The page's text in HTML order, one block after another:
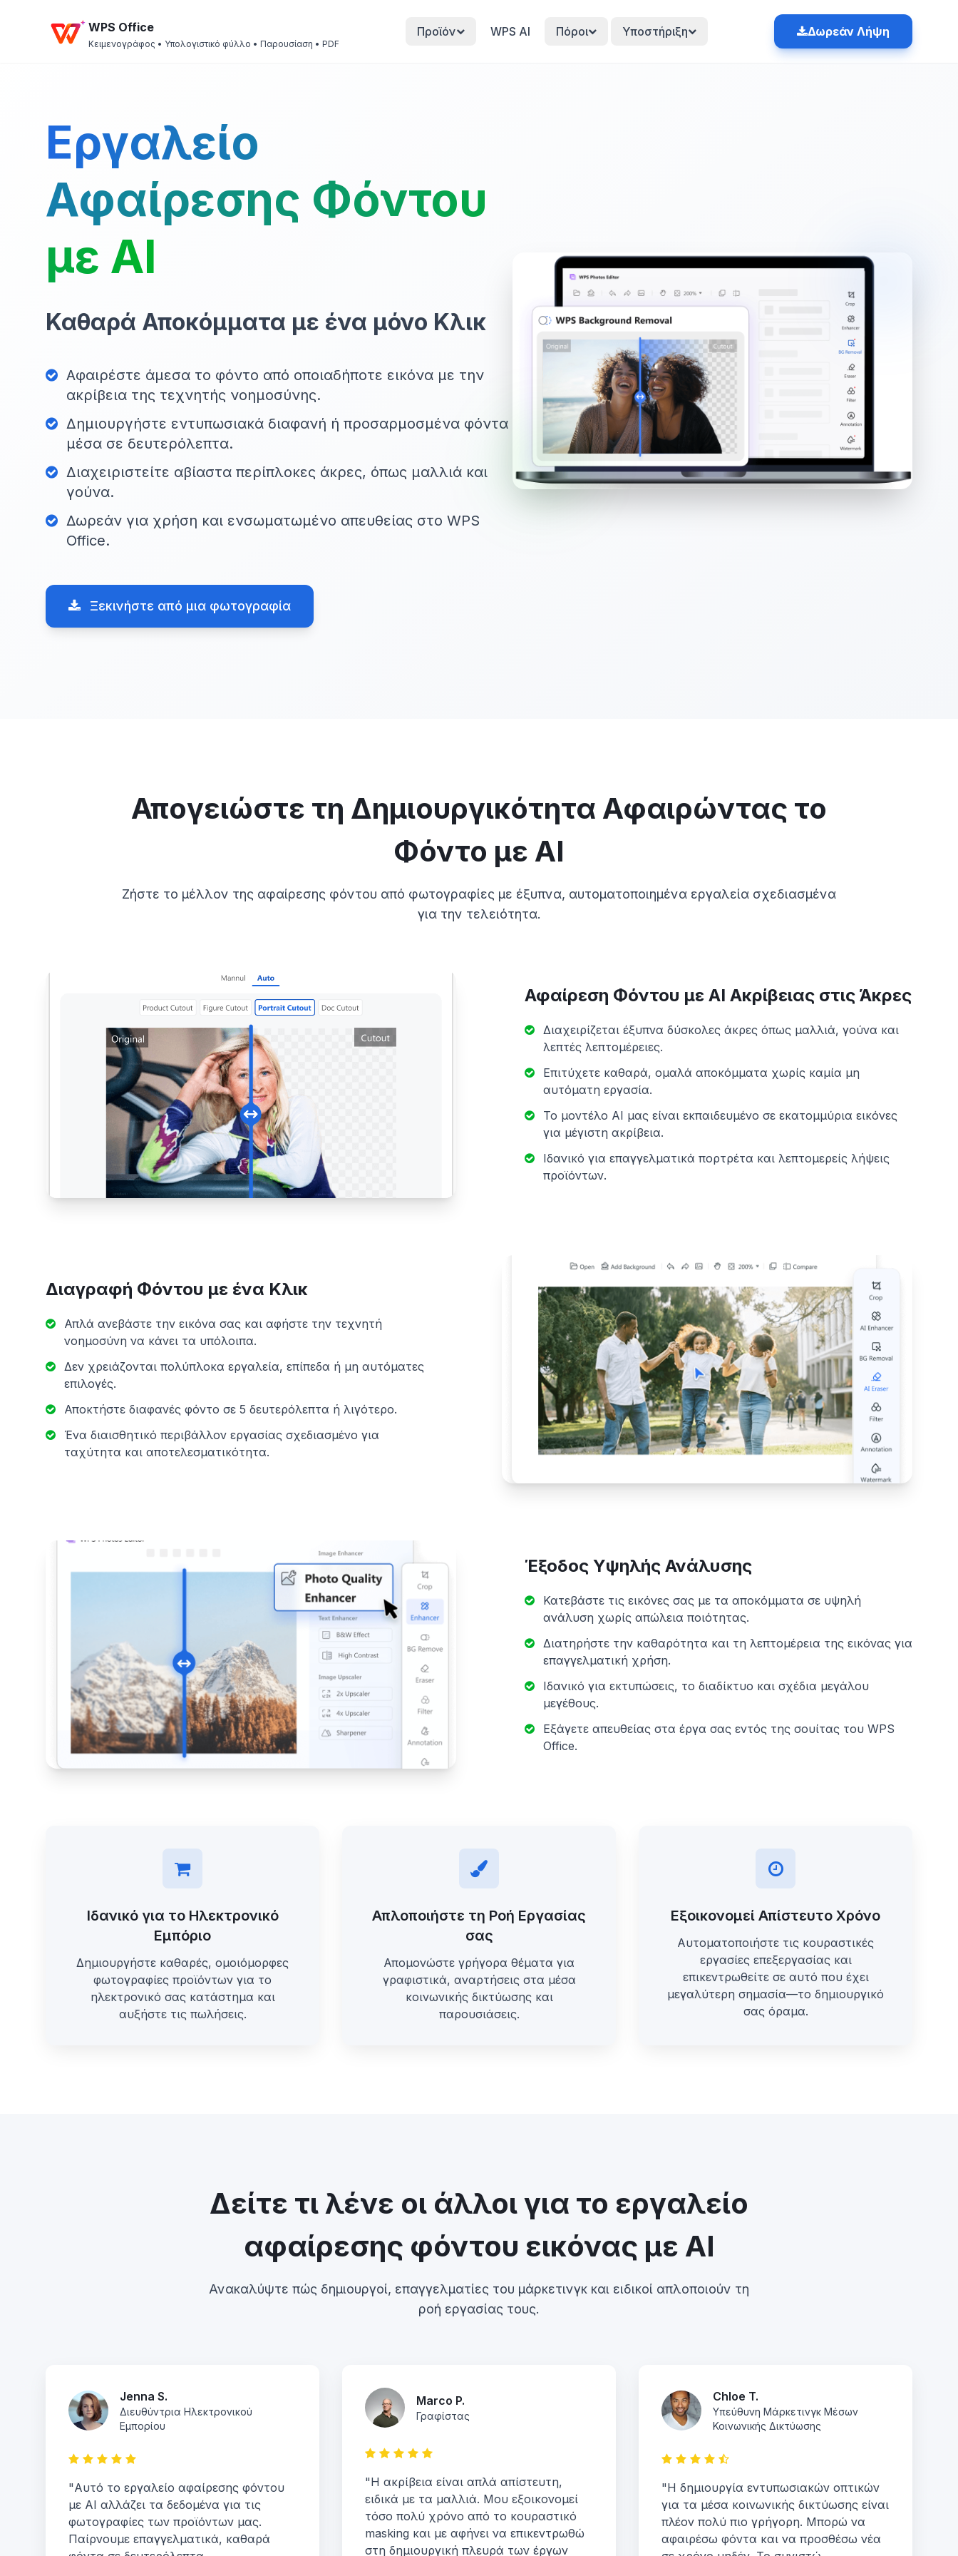
WPS Office
Κειμενογράφος • Υπολογιστικό φύλλο • Παρουσίαση • PDF
Προϊόν WPS AI Πόροι Υποστήριξη Δωρεάν Λήψη
Εργαλείο
Αφαίρεσης Φόντου
με AI
Καθαρά Αποκόμματα με ένα μόνο Κλικ
Αφαιρέστε άμεσα το φόντο από οποιαδήποτε εικόνα με την
ακρίβεια της τεχνητής νοημοσύνης.
Δημιουργήστε εντυπωσιακά διαφανή ή προσαρμοσμένα φόντα
μέσα σε δευτερόλεπτα.
Διαχειριστείτε αβίαστα περίπλοκες άκρες, όπως μαλλιά και
γούνα.
Δωρεάν για χρήση και ενσωματωμένο απευθείας στο WPS
Office.
Ξεκινήστε από μια φωτογραφία
Απογειώστε τη Δημιουργικότητα Αφαιρώντας το
Φόντο με AI
Ζήστε το μέλλον της αφαίρεσης φόντου από φωτογραφίες με έξυπνα, αυτοματοποιημένα εργαλεία σχεδιασμένα
για την τελειότητα.
Αφαίρεση Φόντου με AI Ακρίβειας στις Άκρες
Διαχειρίζεται έξυπνα δύσκολες άκρες όπως μαλλιά, γούνα και
λεπτές λεπτομέρειες.
Επιτύχετε καθαρά, ομαλά αποκόμματα χωρίς καμία μη
αυτόματη εργασία.
Το μοντέλο AI μας είναι εκπαιδευμένο σε εκατομμύρια εικόνες
για μέγιστη ακρίβεια.
Ιδανικό για επαγγελματικά πορτρέτα και λεπτομερείς λήψεις
προϊόντων.
Διαγραφή Φόντου με ένα Κλικ
Απλά ανεβάστε την εικόνα σας και αφήστε την τεχνητή
νοημοσύνη να κάνει τα υπόλοιπα.
Δεν χρειάζονται πολύπλοκα εργαλεία, επίπεδα ή μη αυτόματες
επιλογές.
Αποκτήστε διαφανές φόντο σε 5 δευτερόλεπτα ή λιγότερο.
Ένα διαισθητικό περιβάλλον εργασίας σχεδιασμένο για
ταχύτητα και αποτελεσματικότητα.
Έξοδος Υψηλής Ανάλυσης
Κατεβάστε τις εικόνες σας με τα αποκόμματα σε υψηλή
ανάλυση χωρίς απώλεια ποιότητας.
Διατηρήστε την καθαρότητα και τη λεπτομέρεια της εικόνας για
επαγγελματική χρήση.
Ιδανικό για εκτυπώσεις, το διαδίκτυο και σχέδια μεγάλου
μεγέθους.
Εξάγετε απευθείας στα έργα σας εντός της σουίτας του WPS
Office.
Ιδανικό για το Ηλεκτρονικό
Εμπόριο
Δημιουργήστε καθαρές, ομοιόμορφες
φωτογραφίες προϊόντων για το
ηλεκτρονικό σας κατάστημα και
αυξήστε τις πωλήσεις.
Απλοποιήστε τη Ροή Εργασίας
σας
Απομονώστε γρήγορα θέματα για
γραφιστικά, αναρτήσεις στα μέσα
κοινωνικής δικτύωσης και
παρουσιάσεις.
Εξοικονομεί Απίστευτο Χρόνο
Αυτοματοποιήστε τις κουραστικές
εργασίες επεξεργασίας και
επικεντρωθείτε σε αυτό που έχει
μεγαλύτερη σημασία—το δημιουργικό
σας όραμα.
Δείτε τι λένε οι άλλοι για το εργαλείο
αφαίρεσης φόντου εικόνας με AI
Ανακαλύψτε πώς δημιουργοί, επαγγελματίες του μάρκετινγκ και ειδικοί απλοποιούν τη
ροή εργασίας τους.
Jenna S.
Διευθύντρια Ηλεκτρονικού
Εμπορίου
"Αυτό το εργαλείο αφαίρεσης φόντου
με AI αλλάζει τα δεδομένα για τις
φωτογραφίες των προϊόντων μας.
Παίρνουμε επαγγελματικά, καθαρά
Marco P.
Γραφίστας
"Η ακρίβεια είναι απλά απίστευτη,
ειδικά με τα μαλλιά. Μου εξοικονομεί
τόσο πολύ χρόνο από το κουραστικό
masking και με αφήνει να επικεντρωθώ
στη δημιουργική πλευρά των έργων
Chloe T.
Υπεύθυνη Μάρκετινγκ Μέσων
Κοινωνικής Δικτύωσης
"Η δημιουργία εντυπωσιακών οπτικών
για τα μέσα κοινωνικής δικτύωσης είναι
πλέον πολύ πιο γρήγορη. Μπορώ να
αφαιρέσω φόντα και να προσθέσω νέα